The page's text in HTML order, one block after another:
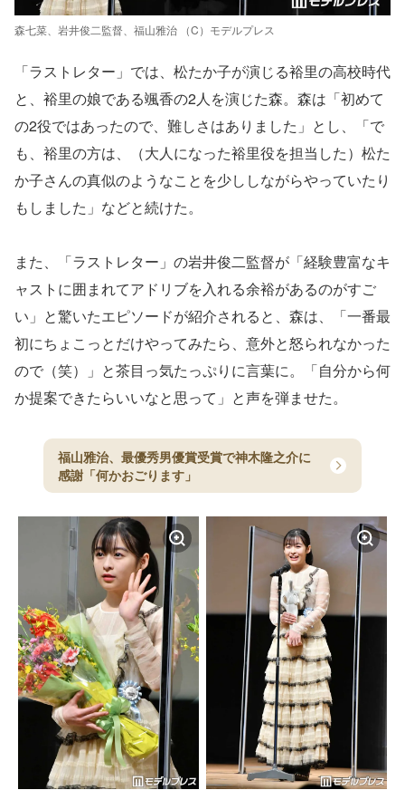
森七菜、岩井俊二監督、福山雅治 （C）モデルプレス
「ラストレター」では、松たか子が演じる裕里の高校時代
と、裕里の娘である颯香の2人を演じた森。森は「初めて
の2役ではあったので、難しさはありました」とし、「で
も、裕里の方は、（大人になった裕里役を担当した）松た
か子さんの真似のようなことを少ししながらやっていたり
もしました」などと続けた。
また、「ラストレター」の岩井俊二監督が「経験豊富なキ
ャストに囲まれてアドリブを入れる余裕があるのがすご
い」と驚いたエピソードが紹介されると、森は、「一番最
初にちょこっとだけやってみたら、意外と怒られなかった
ので（笑）」と茶目っ気たっぷりに言葉に。「自分から何
か提案できたらいいなと思って」と声を弾ませた。
福山雅治、最優秀男優賞受賞で神木隆之介に
感謝「何かおごります」